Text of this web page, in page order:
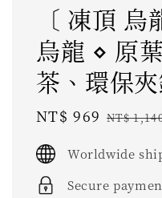
〔 凍頂
烏龍 ⋄ 原
茶、環保
Sale
NT$ 969 NT$
Worldwide
Secure